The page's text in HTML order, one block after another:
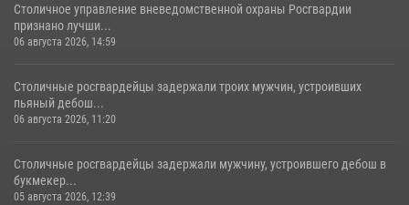
Столичное управление вневедомственной охраны Росгвардии
признано лучши...
06 августа 2026, 14:59
Столичные росгвардейцы задержали троих мужчин, устроивших
пьяный дебош...
06 августа 2026, 11:20
Столичные росгвардейцы задержали мужчину, устроившего дебош в
букмекер...
05 августа 2026, 12:39